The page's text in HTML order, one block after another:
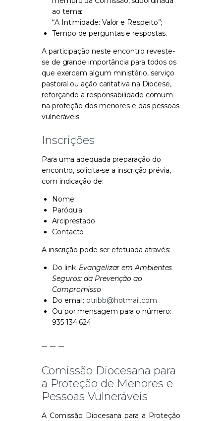
ao tema:
“A Intimidade: Valor e Respeito”;
Tempo de perguntas e respostas.
A participação neste encontro reveste-
se de grande importância para todos os
que exercem algum ministério, serviço
pastoral ou ação caritativa na Diocese,
reforçando a responsabilidade comum
na proteção dos menores e das pessoas
vulneráveis.
Inscrições
Para uma adequada preparação do
encontro, solicita-se a inscrição prévia,
com indicação de:
Nome
Paróquia
Arciprestado
Contacto
A inscrição pode ser efetuada através:
Do link: Evangelizar em Ambientes
Seguros: da Prevenção ao
Compromisso
Do email: otribb@hotmail.com
Ou por mensagem para o número:
935 134 624
– – –
Comissão Diocesana para
a Proteção de Menores e
Pessoas Vulneráveis
A Comissão Diocesana para a Proteção